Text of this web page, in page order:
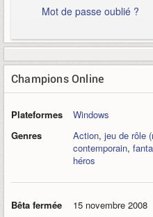
Mot de passe oublié ?
Champions Online
Plateformes
Windows
Genres
Action, jeu de rôle
contemporain,
héros
Bêta fermée
15 novembre 2008